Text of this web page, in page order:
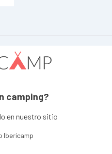
camping?
en nuestro sitio
Ibericamp